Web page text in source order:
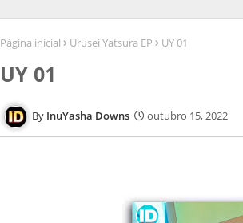
Página inicial Urusei Yatsura EP UY 01
UY 01
InuYasha Downs outubro 15, 2022